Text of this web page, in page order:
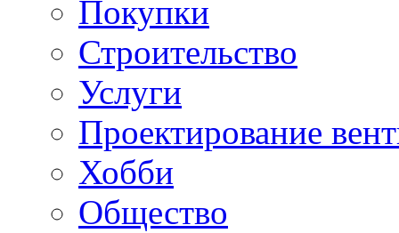
Покупки
Строительство
Услуги
Проектирование
Хобби
Общество